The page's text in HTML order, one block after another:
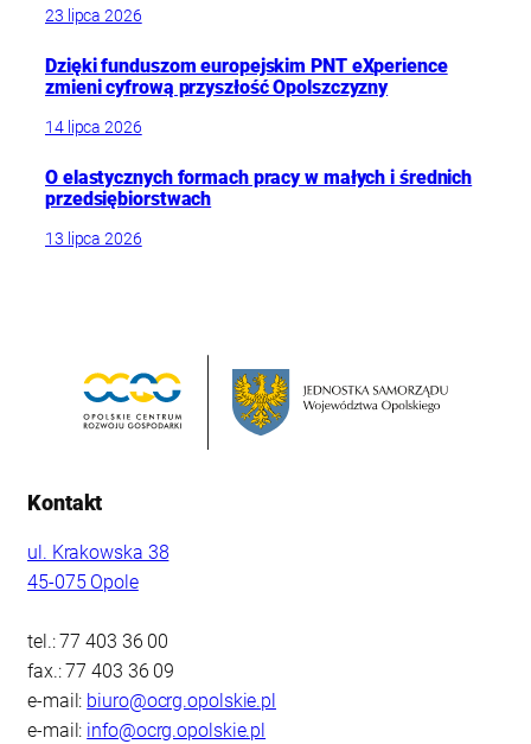
23 lipca 2026
Dzięki funduszom europejskim PNT eXperience
zmieni cyfrową przyszłość Opolszczyzny
14 lipca 2026
O elastycznych formach pracy w małych i średnich
przedsiębiorstwach
13 lipca 2026
Kontakt
ul. Krakowska 38
45-075 Opole
tel.: 77 403 36 00
fax.: 77 403 36 09
e-mail: biuro@ocrg.opolskie.pl
e-mail: info@ocrg.opolskie.pl